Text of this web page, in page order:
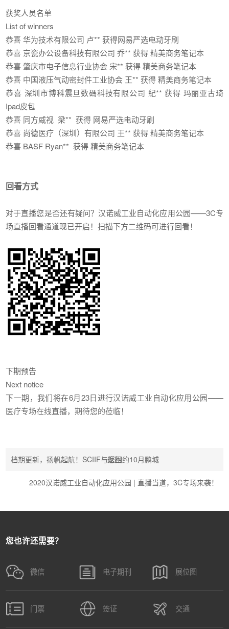
获奖人员名单
List of winners
恭喜 华为技术有限公司 卢** 获得网易严选电动牙刷
恭喜 京瓷办公设备科技有限公司 乔** 获得 精美商务笔记本
恭喜 肇庆市电子信息行业协会 宋** 获得 精美商务笔记本
恭喜 中国液压气动密封件工业协会 王** 获得 精美商务笔记本
恭喜 深圳市博科震旦数碼科技有限公司 紀** 获得 玛丽亚古琦
Ipad皮包
恭喜 同方威视 梁** 获得 网易严选电动牙刷
恭喜 尚德医疗（深圳）有限公司 王** 获得 精美商务笔记本
恭喜 BASF Ryan** 获得 精美商务笔记本
回看方式
对于直播您是否还有疑问？汉诺威工业自动化应用公园——3C专
场直播回看通道现已开启！扫描下方二维码可进行回看！
下期预告
Next notice
下一期，我们将在6月23日进行汉诺威工业自动化应用公园——
医疗专场在线直播，期待您的莅临！
档期更新，扬帆起航！SCIIF与您相约10月鹏城
返回
2020汉诺威工业自动化应用公园 | 直播当道，3C专场来袭！
您也许还需要？
微信 电子期刊 展位图
门票 签证 交通